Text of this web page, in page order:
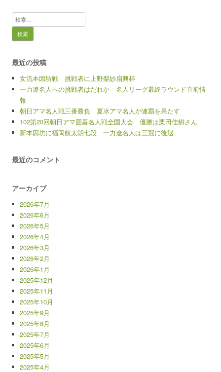
検
索:
最近の投稿
女流本因坊戦 挑戦者に上野梨紗扇興杯
一力遼名人への挑戦者はだれか 名人リーグ最終ラウンド直前情
報
朝日アマ名人戦三番勝負 夏冰アマ名人が連覇を果たす
102第20回朝日アマ囲碁名人戦全国大会 優勝は栗田佳樹さん
新本因坊に福岡航太朗七段 一力遼名人は三冠に後退
最近のコメント
アーカイブ
2026年7月
2026年6月
2026年5月
2026年4月
2026年3月
2026年2月
2026年1月
2025年12月
2025年11月
2025年10月
2025年9月
2025年8月
2025年7月
2025年6月
2025年5月
2025年4月